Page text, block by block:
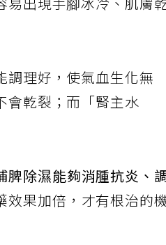
出現手腳冰冷、肌膚
調理好，使氣血生化無
會乾裂；而「腎主水
脾除濕能夠消腫抗炎、
效果加倍，才有根治的